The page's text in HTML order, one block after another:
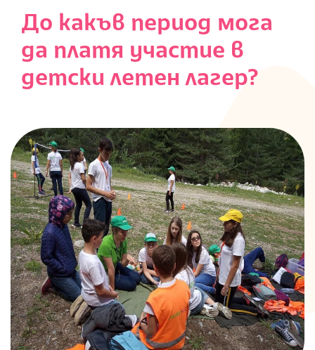
K
S
До какъв период мога
да платя участие в
детски летен лагер?